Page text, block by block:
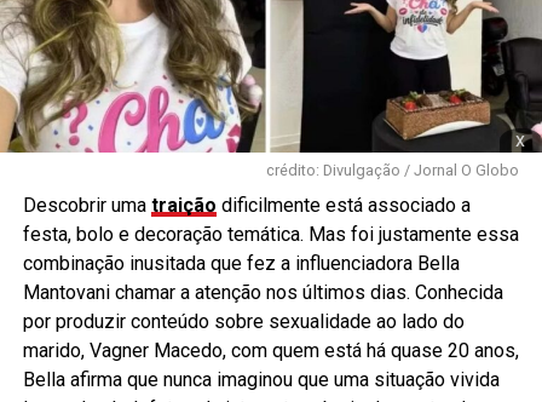
x
crédito: Divulgação / Jornal O Globo
Descobrir uma traição dificilmente está associado a
festa, bolo e decoração temática. Mas foi justamente essa
combinação inusitada que fez a influenciadora Bella
Mantovani chamar a atenção nos últimos dias. Conhecida
por produzir conteúdo sobre sexualidade ao lado do
marido, Vagner Macedo, com quem está há quase 20 anos,
Bella afirma que nunca imaginou que uma situação vivida